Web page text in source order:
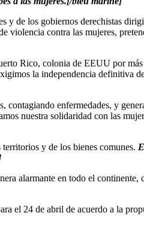
de los gobiernos derechistas
violencia contra las mujeres,
Rico, colonia de EEUU por
la independencia definitiva
enfermedades, y
nuestra solidaridad con las
y de los bienes comunes.
alarmante en todo el
el 24 de abril de acuerdo a la